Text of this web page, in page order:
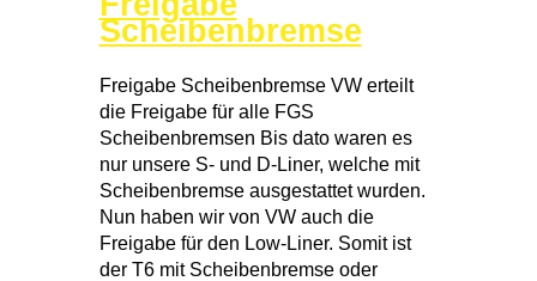
Scheibenbremse
Freigabe Scheibenbremse VW erteilt
die Freigabe für alle FGS
Scheibenbremsen Bis dato waren es
nur unsere S- und D-Liner, welche mit
Scheibenbremse ausgestattet wurden.
Nun haben wir von VW auch die
Freigabe für den Low-Liner. Somit ist
der T6 mit Scheibenbremse oder